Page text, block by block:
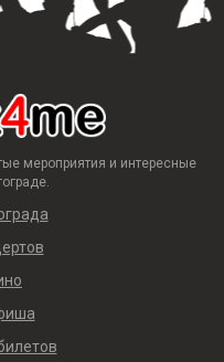
мероприятия и интересные